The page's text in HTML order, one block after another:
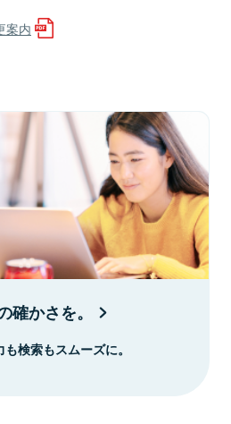
案内
確かさを。
検索もスムーズに。